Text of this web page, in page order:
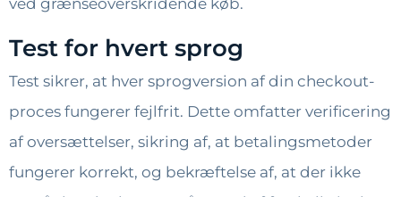
Test for hvert sprog
Test sikrer, at hver sprogversion af din checkout-
proces fungerer fejlfrit. Dette omfatter verificering
af oversættelser, sikring af, at betalingsmetoder
fungerer korrekt, og bekræftelse af, at der ikke